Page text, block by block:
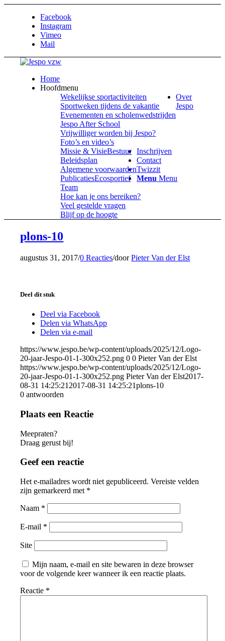
Facebook
Instagram
Vimeo
Mail
Home
Hoofdmenu
Wekelijkse sportactiviteiten
Sportweken tijdens de vakantie
Evenementen en scholenwedstrijden
Jespo After School
Vrijwilliger worden bij Jespo?
Foto’s en video’s
Over
Jespo
Missie & VisieBestuur
Beleidsplan
Algemene voorwaarden
PublicatiesEcosportief
Inschrijven
Contact
Team
Hoe kan je ons bereiken?
Veel gestelde vragen
Blijf op de hoogte
Twizzit
Menu Menu
plons-10
augustus 31, 2017/0 Reacties/doorPieter Van der Elst
Deel dit stuk
Deel via Facebook
Delen via WhatsApp
Delen via e-mail
https://www.jespo.be/wp-content/uploads/2025/12/Logo-
20-jaar-Jespo-01-1-300x252.png 0 0 Pieter Van der Elst
https://www.jespo.be/wp-content/uploads/2025/12/Logo-
20-jaar-Jespo-01-1-300x252.png Pieter Van der Elst2017-
08-31 14:25:21 2017-08-31 14:25:21plons-10
0 antwoorden
Plaats een Reactie
Meepraten?
Draag gerust bij!
Geef een reactie
Het e-mailadres wordt niet gepubliceerd. Vereiste velden
zijn gemarkeerd met *
Naam *
E-mail *
Site
Mijn naam, e-mail en site bewaren in deze browser
voor de volgende keer wanneer ik een reactie plaats.
Reactie *